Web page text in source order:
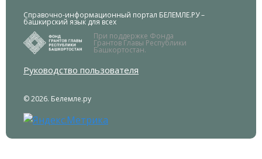
Справочно-информационный портал БЕЛЕМЛЕ.РУ –
башкирский язык для всех
При поддержке Фонда
Грантов Главы Республики
Башкортостан.
Руководство пользователя
© 2026. Белемле.ру